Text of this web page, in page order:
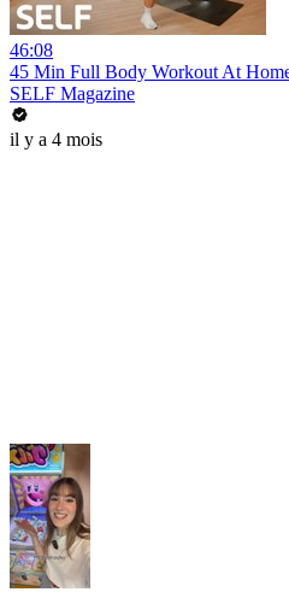
46:08
45 Min Full Body Workout At
SELF Magazine
il y a 4 mois